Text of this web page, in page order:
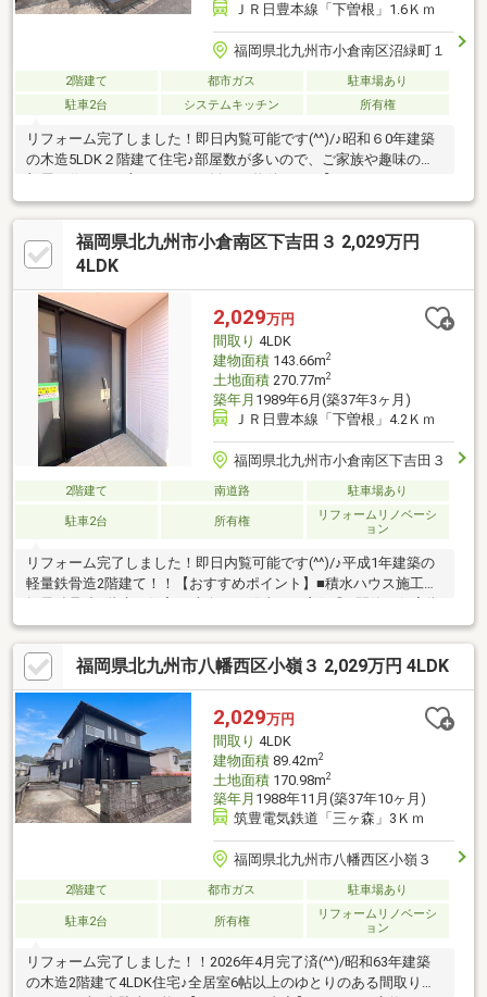
ＪＲ日豊本線「下曽根」1.6Ｋｍ
福岡県北九州市小倉南区沼緑町１
2階建て 都市ガス
駐車場あり
駐車2台
システムキッチン 所有権
リフォーム完了しました！即日内覧可能です(^^)/♪昭和６0年建築
の木造5LDK２階建て住宅♪部屋数が多いので、ご家族や趣味のお
ト】■沼中学校まで160ｍ（徒歩2分）なので登下校も安心♪■前面
６ｍ道路で駐車しやすい■ラ・ムー小倉沼店まで500ｍ（徒歩7
分）と便利な立地！マイホーム探しに関するお悩みや不動産売却
のご相談は私たちにお任せください！！
福岡県北九州市小倉南区下吉田３ 2,029万円
4LDK
2,029万円
間取り 4LDK
建物面積143.66m2
土地面積270.77m2
築年月 1989年6月(築37年3ヶ月)
ＪＲ日豊本線「下曽根」4.2Ｋｍ
福岡県北九州市小倉南区下吉田３
2階建て 南道路 駐車場あり
駐車2台 所有権
リフォームリノベーシ
ョン
リフォーム完了しました！即日内覧可能です(^^)/♪平成1年建築の
軽量鉄骨造2階建て！！【おすすめポイント】■積水ハウス施工の
【リフォーム内容】■キッチン・UB・洗面化粧台・トイレ交換■天
井・壁クロス張替え■フローリング・CF上張り■外壁（破風・軒
天・雨樋）塗装■物置解体■クリーニング■防蟻工事■スイッチ・コ
ンセント交換■シーリング交換■網戸張替■エコキュート交換物件
の詳細やマイホーム購入に関するご相談は、『小倉店』までお気
軽にお問い合わせください♪
福岡県北九州市八幡西区小嶺３ 2,029万円 4LDK
2,029万円
間取り 4LDK
建物面積89.42m2
土地面積170.98m2
築年月 1988年11月(築37年10ヶ月)
筑豊電気鉄道「三ヶ森」3Ｋｍ
福岡県北九州市八幡西区小嶺３
2階建て 都市ガス 駐車場あり
駐車2台 所有権
リフォームリノベーシ
ョン
リフォーム完了しました！！2026年4月完了済(^^)/昭和63年建築
の木造2階建て4LDK住宅♪全居室6帖以上のゆとりのある間取りで